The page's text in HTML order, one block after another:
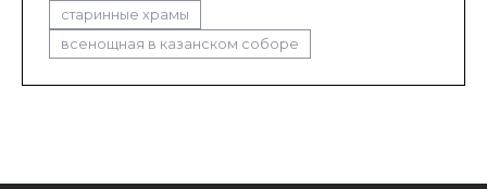
старинные храмы
всенощная в казанском соборе